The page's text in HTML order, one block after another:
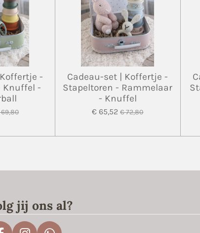
-
Knuffel -
Cadeau-set | Koffertje -
Stapeltoren - Rammelaar
- Knuffel
€ 65,52 € 72,80
jij ons al?